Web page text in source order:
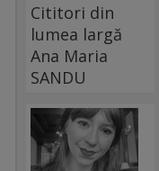
Cititori din
lumea largă
Ana Maria
SANDU